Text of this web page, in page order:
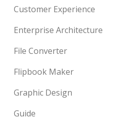
Customer Experience
Enterprise Architecture
File Converter
Flipbook Maker
Graphic Design
Guide